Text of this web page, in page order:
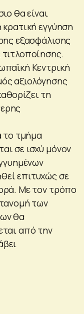
θα είναι
εγγύηση
εξασφάλισης
Κεντρική
αξιολόγησης
τη
το τμήμα
σε ισχύ μόνον
επιτυχώς σε
Με τον τρόπο
των
θα
από την